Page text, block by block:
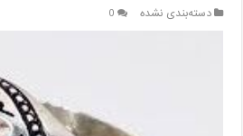
دسته‌بندی نشده 0